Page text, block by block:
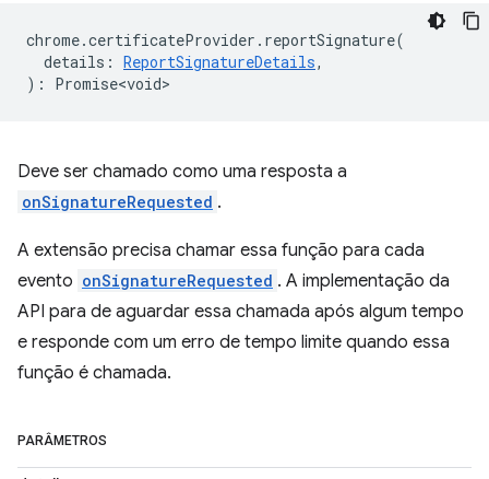
chrome.certificateProvider . reportSignature(
details : ReportSignatureDetails,
) : Promise<void>
Deve ser chamado como uma resposta a
onSignatureRequested .
A extensão precisa chamar essa função para cada
evento onSignatureRequested . A implementação da
API para de aguardar essa chamada após algum tempo
e responde com um erro de tempo limite quando essa
função é chamada.
PARÂMETROS